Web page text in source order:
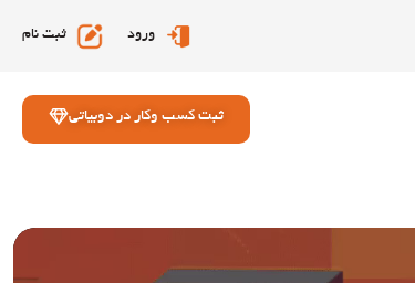
ورود ثبت نام
ثبت کسب وکار در دوبیاتی